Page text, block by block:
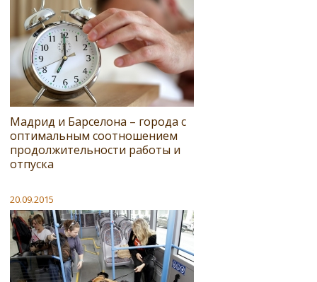
Мадрид и Барселона – города с
оптимальным соотношением
продолжительности работы и
отпуска
20.09.2015